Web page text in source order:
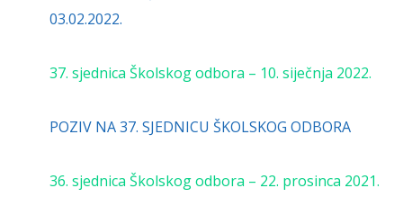
03.02.2022.
37. sjednica Školskog odbora – 10. siječnja 2022.
POZIV NA 37. SJEDNICU ŠKOLSKOG ODBORA
36. sjednica Školskog odbora – 22. prosinca 2021.